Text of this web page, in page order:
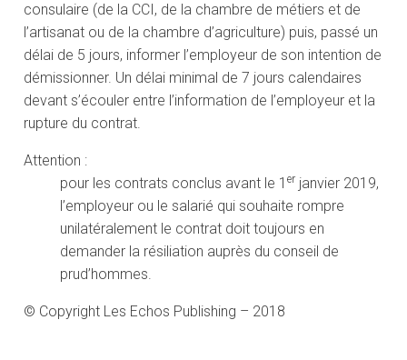
consulaire (de la CCI, de la chambre de métiers et de
l’artisanat ou de la chambre d’agriculture) puis, passé un
délai de 5 jours, informer l’employeur de son intention de
démissionner. Un délai minimal de 7 jours calendaires
devant s’écouler entre l’information de l’employeur et la
rupture du contrat.
Attention :
pour les contrats conclus avant le 1er janvier 2019,
l’employeur ou le salarié qui souhaite rompre
unilatéralement le contrat doit toujours en
demander la résiliation auprès du conseil de
prud’hommes.
© Copyright Les Echos Publishing – 2018